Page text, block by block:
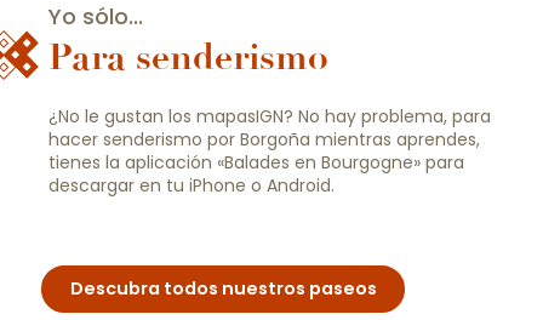
Yo sólo...
Para senderismo
¿No le gustan los mapasIGN? No hay problema, para
hacer senderismo por Borgoña mientras aprendes,
tienes la aplicación «Balades en Bourgogne» para
descargar en tu iPhone o Android.
Descubra todos nuestros paseos